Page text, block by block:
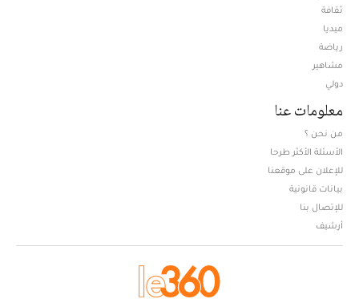
ثقافة
ميديا
رياضة
مشاهير
دولي
معلومات عنا
من نحن ؟
الأسئلة الأكثر طرحا
للإعلان على موقعنا
بيانات قانونية
للإتصال بنا
أرشيف